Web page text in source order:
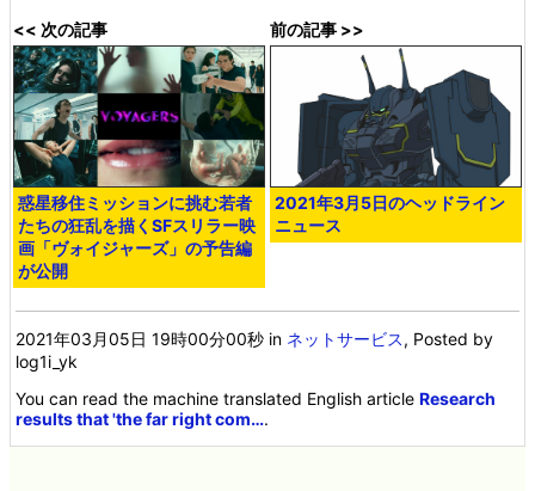
<< 次の記事
惑星移住ミッションに挑む若者
たちの狂乱を描くSFスリラー映
画「ヴォイジャーズ」の予告編
が公開
前の記事 >>
2021年3月5日のヘッドライン
ニュース
2021年03月05日 19時00分00秒 in ネットサービス, Posted by
log1i_yk
You can read the machine translated English articleResearch
results that 'the far right com….